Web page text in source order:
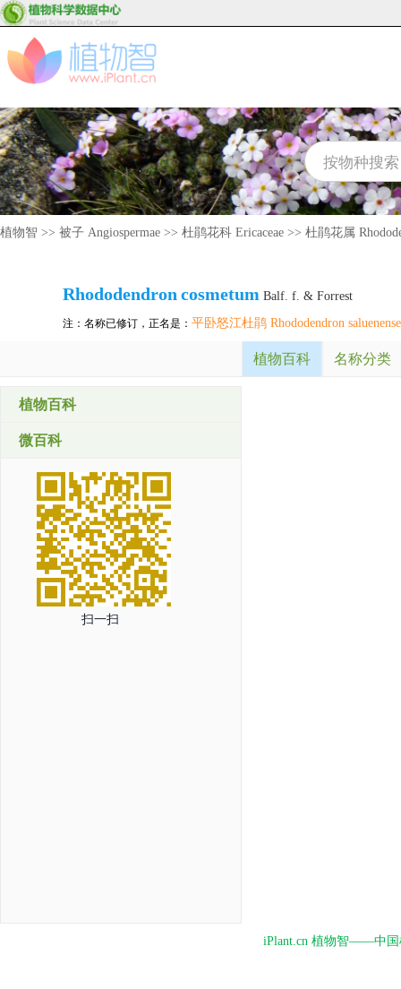
植物智 >> 被子 Angiospermae >> 杜鹃花科 Ericaceae >> 杜鹃花属
Rhododendron cosmetum Balf. f. & Forrest
注：名称已修订，正名是： 平卧怒江杜鹃 Rhododendron
植物百科 名称分类
植物百科
微百科
扫一扫
iPlant.cn 植物智——中国